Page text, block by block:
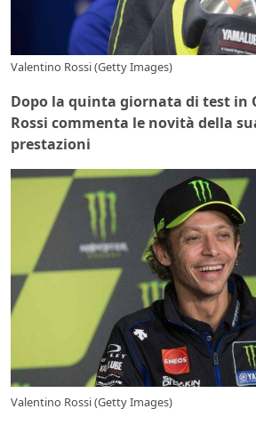
Valentino Rossi (Getty Images)
Dopo la quinta giornata di test in
Rossi commenta le novità della
prestazioni
Valentino Rossi (Getty Images)